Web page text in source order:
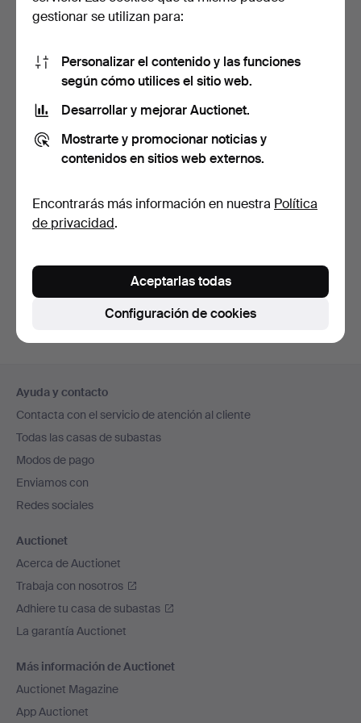
firmado.
Suscribir búsqueda
También puedes buscar ennuestro archivo de
subastas concluidas.
en
el
pie
de
página
Ayuda y contacto
Contacta con el servicio de atención al cliente
Todas las casas de subastas
Modos de pago
Enviamos con
Redes sociales
Auctionet
Acerca de Auctionet
Trabaja con nosotros
Adhiere tu casa de subastas
La garantía Auctionet
Más información de Auctionet
Auctionet Magazine
App Auctionet
gestionar se utilizan para:
Personalizar el contenido y las funciones
según cómo utilices el sitio web.
Desarrollar y mejorar Auctionet.
Mostrarte y promocionar noticias y
contenidos en sitios web externos.
Encontrarás más información en nuestra Política
de privacidad.
Configuración de cookies
Aceptarlas todas